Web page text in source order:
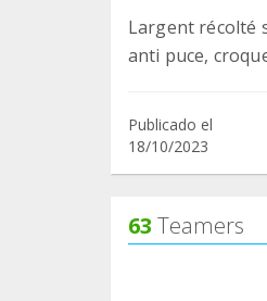
Largent récolté
anti puce,
Publicado el
18/10/2023
63 Teamers